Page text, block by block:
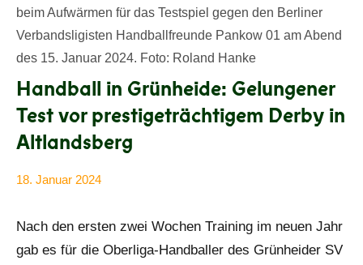
beim Aufwärmen für das Testspiel gegen den Berliner
Verbandsligisten Handballfreunde Pankow 01 am Abend
des 15. Januar 2024. Foto: Roland Hanke
Handball in Grünheide: Gelungener
Test vor prestigeträchtigem Derby in
Altlandsberg
18. Januar 2024
Nach den ersten zwei Wochen Training im neuen Jahr
gab es für die Oberliga-Handballer des Grünheider SV